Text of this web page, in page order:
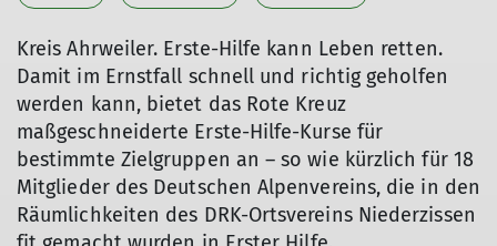
Kreis Ahrweiler. Erste-Hilfe kann Leben retten.
Damit im Ernstfall schnell und richtig geholfen
werden kann, bietet das Rote Kreuz
maßgeschneiderte Erste-Hilfe-Kurse für
bestimmte Zielgruppen an – so wie kürzlich für 18
Mitglieder des Deutschen Alpenvereins, die in den
Räumlichkeiten des DRK-Ortsvereins Niederzissen